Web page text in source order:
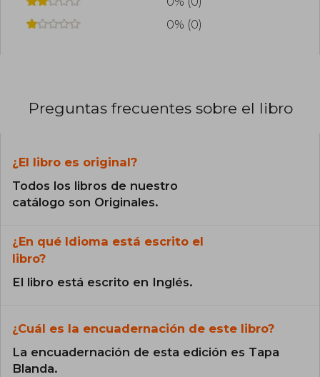
mar con su familia y un enigmático gato negro,
un escenario que bien podría inspirar sus
próximas historias. Con adaptaciones
0% (0)
Preguntas frecuentes sobre el libro
¿El libro es original?
Todos los libros de nuestro
catálogo son Originales.
¿En qué Idioma está escrito el
libro?
El libro está escrito en Inglés.
¿Cuál es la encuadernación de este libro?
La encuadernación de esta edición es Tapa
Blanda.